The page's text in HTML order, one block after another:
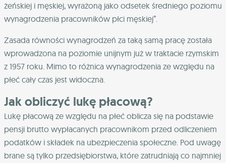
żeńskiej i męskiej, wyrażoną jako odsetek średniego poziomu
wynagrodzenia pracowników płci męskiej”.
Zasada równości wynagrodzeń za taką samą pracę została
wprowadzona na poziomie unijnym już w traktacie rzymskim
z 1957 roku. Mimo to różnica wynagrodzenia ze względu na
płeć cały czas jest widoczna.
Jak obliczyć lukę płacową?
Lukę płacową ze względu na płeć oblicza się na podstawie
pensji brutto wypłacanych pracownikom przed odliczeniem
podatków i składek na ubezpieczenia społeczne. Pod uwagę
brane są tylko przedsiębiorstwa, które zatrudniają co najmniej